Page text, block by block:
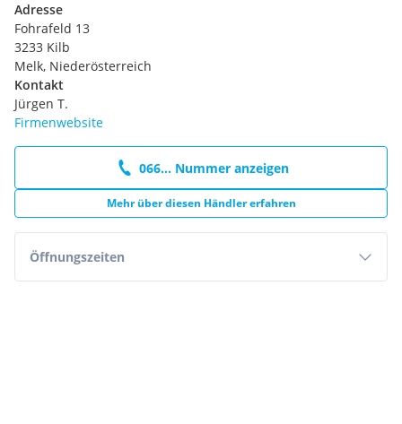
Adresse
Fohrafeld 13
3233 Kilb
Melk, Niederösterreich
Kontakt
Jürgen T.
Firmenwebsite
066... Nummer anzeigen
Mehr über diesen Händler erfahren
Öffnungszeiten